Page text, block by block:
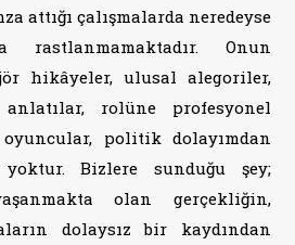
attığı çalışmalarda neredeyse
Onun
hikâyeler, ulusal alegoriler,
rolüne profesyonel
oyuncular, politik dolayımdan
Bizlere sunduğu şey;
olan gerçekliğin,
dolaysız bir kaydından